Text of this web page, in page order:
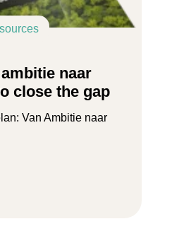
naar
close the gap
Van Ambitie naar